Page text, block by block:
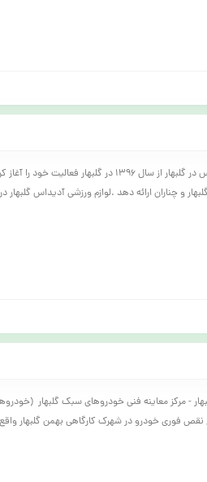
لوازم ورزشی آدیداس در گلبهار از سال 1396
و چناران ارائه دهد .لوازم ورزشی آدیداس
فوری خودرو در شهرک کارگاهی بهمن گلبهار واقع